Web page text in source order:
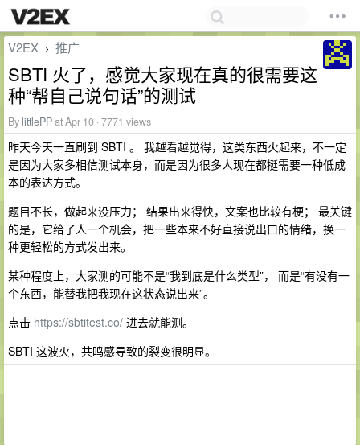
V2EX › 推广
SBTI 火了，感觉大家现在真的很需要这
种“帮自己说句话”的测试
By littlePPat Apr 10 · 7771 views
昨天今天一直刷到 SBTI 。 我越看越觉得，这类东西火起来，不一定
是因为大家多相信测试本身，而是因为很多人现在都挺需要一种低成
本的表达方式。
题目不长，做起来没压力； 结果出来得快，文案也比较有梗； 最关键
的是，它给了人一个机会，把一些本来不好直接说出口的情绪，换一
种更轻松的方式发出来。
某种程度上，大家测的可能不是“我到底是什么类型”， 而是“有没有一
个东西，能替我把我现在这状态说出来”。
点击 https://sbtitest.co/ 进去就能测。
SBTI 这波火，共鸣感导致的裂变很明显。